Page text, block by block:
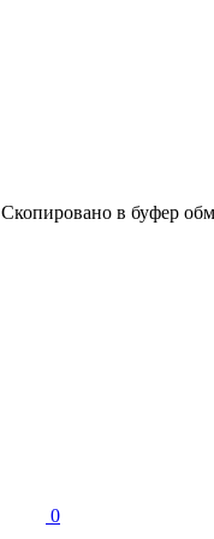
Скопировано в буфер
0